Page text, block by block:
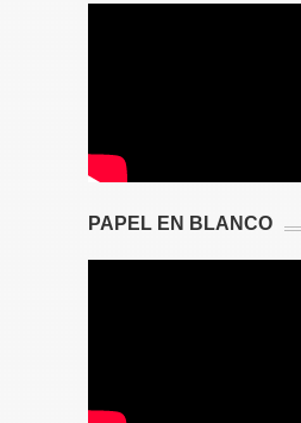
PAPEL EN BLANCO